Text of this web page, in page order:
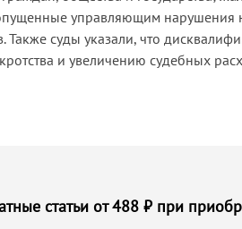
управляющим
суды указали, что
и увеличению судебных
статьи от 488 ₽ при